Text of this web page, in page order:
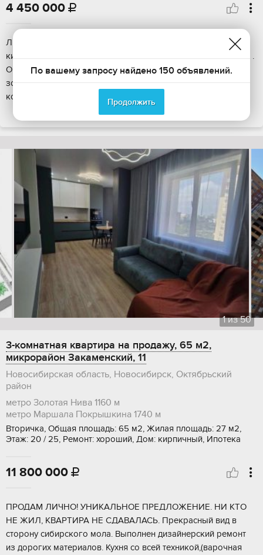
4 450 000 
ЛИЧНО продаю квартиру без агентств: Судия 29,1 м кв. В
кирпичном доме ЖК Лазурный 2017 года постройки. 11 этаж .
Окна выходят на юго-восток, юго-запад, вид на зеленую
зону, лес. Много света в квартире. Большой балкон 7 кв м.,
который можн...
ПОКАЗАТЬ НА КАРТЕ
1из50
3-комнатная квартира на продажу, 65 м2,
микрорайон Закаменский, 11
Новосибирская область, Новосибирск, Октябрьский
район
метро Золотая Нива 1160 м
метро Маршала Покрышкина 1740 м
Вторичка, Общая площадь: 65 м2, Жилая площадь: 27 м2,
Этаж: 20 / 25, Ремонт: хороший, Дом: кирпичный, Ипотека
11 800 000 
ПРОДАМ ЛИЧНО! УНИКАЛЬНОЕ ПРЕДЛОЖЕНИЕ. НИ КТО
НЕ ЖИЛ, КВАРТИРА НЕ СДАВАЛАСЬ. Прекрасный вид в
сторону сибирского мола. Выполнен дизайнерский ремонт
из дорогих материалов. Кухня со всей техникой,(варочная
По вашему запросу найдено 150 объявлений.
Продолжить